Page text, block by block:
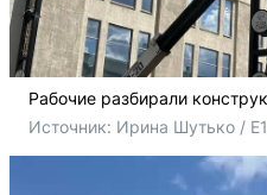
Рабочие разбирали
Источник: Ирина Шутько /